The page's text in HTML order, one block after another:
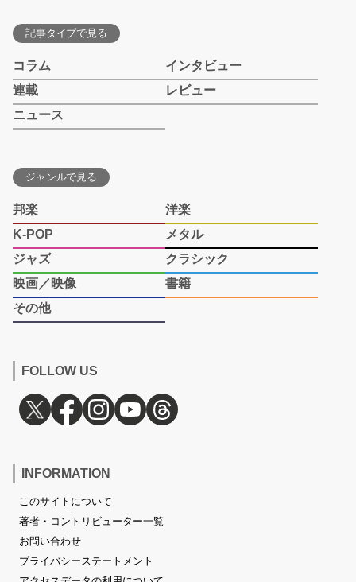
記事タイプで見る
コラム
インタビュー
連載
レビュー
ニュース
ジャンルで見る
邦楽
洋楽
K-POP
メタル
ジャズ
クラシック
映画／映像
書籍
その他
FOLLOW US
INFORMATION
このサイトについて
著者・コントリビューター一覧
お問い合わせ
プライバシーステートメント